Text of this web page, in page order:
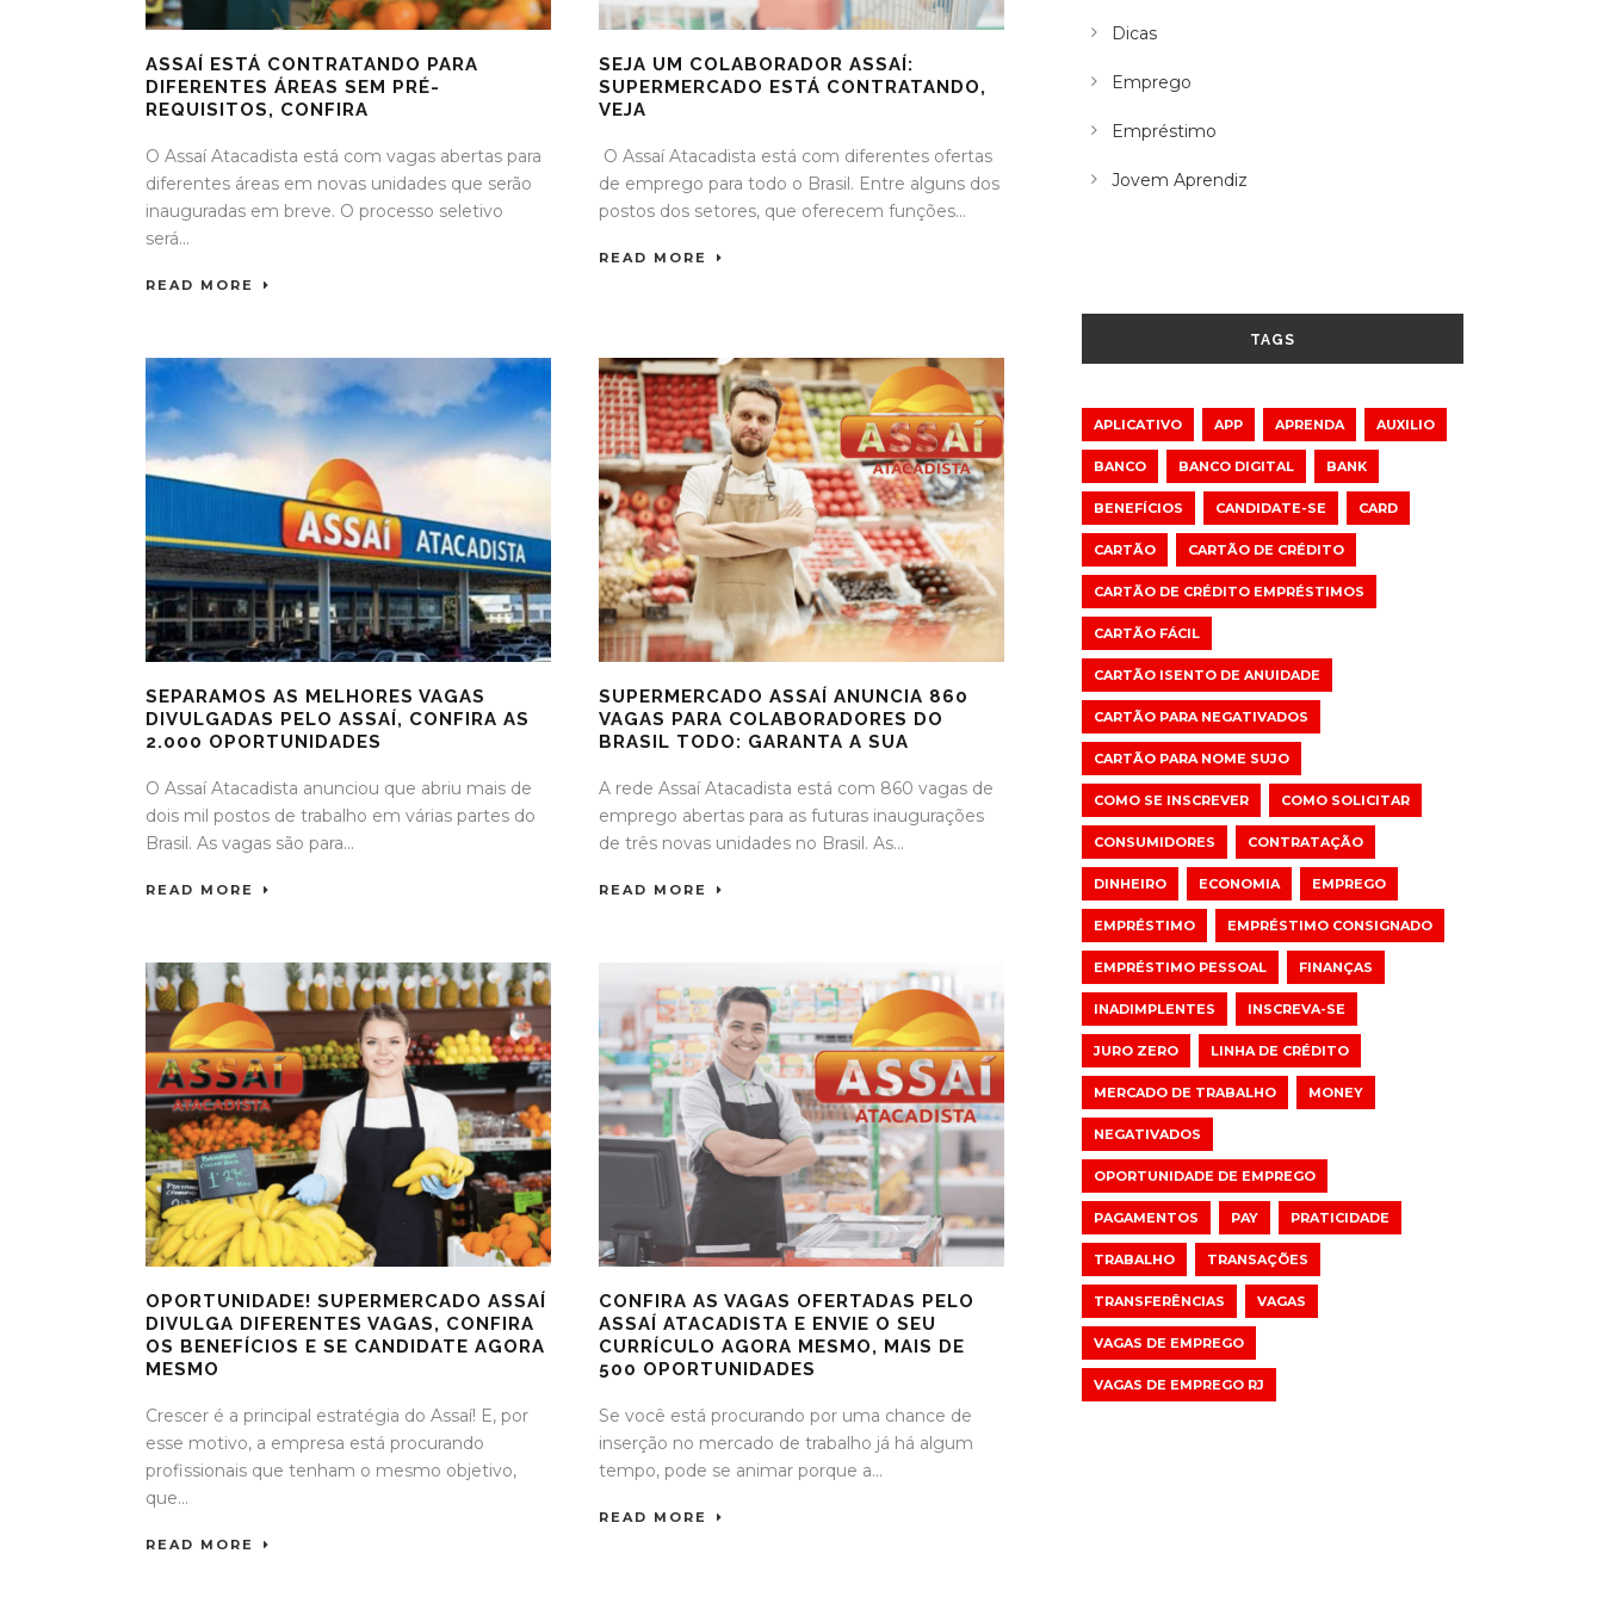
ASSAÍ ESTÁ CONTRATANDO PARA
DIFERENTES ÁREAS SEM PRÉ-
REQUISITOS, CONFIRA
O Assaí Atacadista está com vagas abertas para
diferentes áreas em novas unidades que serão
inauguradas em breve. O processo seletivo
será...
READ MORE
SEJA UM COLABORADOR ASSAÍ:
SUPERMERCADO ESTÁ CONTRATANDO,
VEJA
O Assaí Atacadista está com diferentes ofertas
de emprego para todo o Brasil. Entre alguns dos
postos dos setores, que oferecem funções...
READ MORE
SEPARAMOS AS MELHORES VAGAS
DIVULGADAS PELO ASSAÍ, CONFIRA AS
2.000 OPORTUNIDADES
O Assaí Atacadista anunciou que abriu mais de
dois mil postos de trabalho em várias partes do
Brasil. As vagas são para...
READ MORE
SUPERMERCADO ASSAÍ ANUNCIA 860
VAGAS PARA COLABORADORES DO
BRASIL TODO: GARANTA A SUA
A rede Assaí Atacadista está com 860 vagas de
emprego abertas para as futuras inaugurações
de três novas unidades no Brasil. As...
READ MORE
OPORTUNIDADE! SUPERMERCADO ASSAÍ
DIVULGA DIFERENTES VAGAS, CONFIRA
OS BENEFÍCIOS E SE CANDIDATE AGORA
MESMO
Crescer é a principal estratégia do Assaí! E, por
esse motivo, a empresa está procurando
profissionais que tenham o mesmo objetivo,
que...
READ MORE
CONFIRA AS VAGAS OFERTADAS PELO
ASSAÍ ATACADISTA E ENVIE O SEU
CURRÍCULO AGORA MESMO, MAIS DE
500 OPORTUNIDADES
Se você está procurando por uma chance de
inserção no mercado de trabalho já há algum
tempo, pode se animar porque a...
READ MORE
Dicas
Emprego
Empréstimo
Jovem Aprendiz
TAGS
APLICATIVO APP APRENDA AUXILIO
BANCO BANCO DIGITAL BANK
BENEFÍCIOS CANDIDATE-SE CARD
CARTÃO CARTÃO DE CRÉDITO
CARTÃO DE CRÉDITO EMPRÉSTIMOS
CARTÃO FÁCIL
CARTÃO ISENTO DE ANUIDADE
CARTÃO PARA NEGATIVADOS
CARTÃO PARA NOME SUJO
COMO SE INSCREVER COMO SOLICITAR
CONSUMIDORES CONTRATAÇÃO
DINHEIRO ECONOMIA EMPREGO
EMPRÉSTIMO EMPRÉSTIMO CONSIGNADO
EMPRÉSTIMO PESSOAL FINANÇAS
INADIMPLENTES INSCREVA-SE
JURO ZERO LINHA DE CRÉDITO
MERCADO DE TRABALHO MONEY
NEGATIVADOS
OPORTUNIDADE DE EMPREGO
PAGAMENTOS PAY PRATICIDADE
TRABALHO TRANSAÇÕES
TRANSFERÊNCIAS VAGAS
VAGAS DE EMPREGO
VAGAS DE EMPREGO RJ